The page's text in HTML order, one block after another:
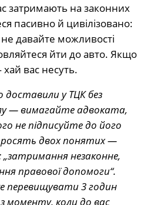
затримають на законних
пасивно й цивілізовано:
давайте можливості
йти до авто. Якщо
вас несуть.
у ТЦК без
— вимагайте адвоката,
не підписуйте до його
двох понятих —
незаконне,
правової допомоги“.
перевищувати 3 годин
з моменту, коли до вас